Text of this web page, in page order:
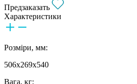
Предзаказать
Характеристики
Розміри, мм:
506x269x540
Вага, кг: